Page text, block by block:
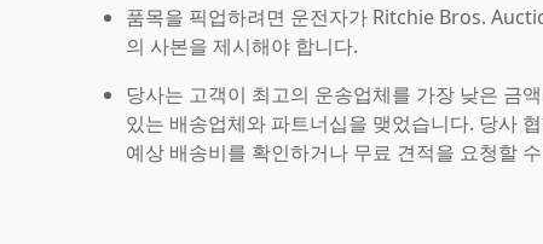
품목을 픽업하려면 운전자가 Ritchie Bros.
의 사본을 제시해야 합니다.
당사는 고객이 최고의 운송업체를 가장 낮은 금
있는 배송업체와 파트너십을 맺었습니다. 당사
예상 배송비를 확인하거나 무료 견적을 요청할